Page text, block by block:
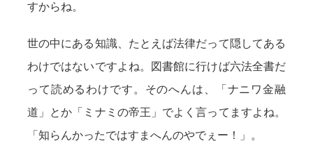
すからね。
世の中にある知識、たとえば法律だって隠してある
わけではないですよね。図書館に行けば六法全書だ
って読めるわけです。そのへんは、「ナニワ金融
道」とか「ミナミの帝王」でよく言ってますよね。
「知らんかったではすまへんのやでぇー！」。